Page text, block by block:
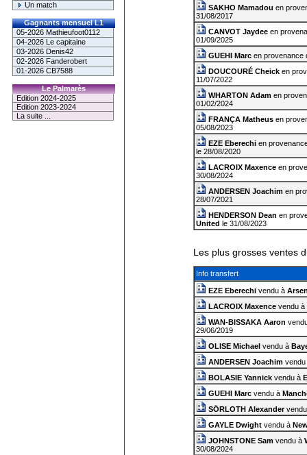
Un match
Gagnants mensuel L1
05-2026 Mathieufoot0112
04-2026 Le capitaine
03-2026 Denis42
02-2026 Fanderobert
01-2026 CB7588
Le Palmarès
Edition 2024-2025
Edition 2023-2024
La suite ...
SAKHO Mamadou en
31/08/2017
CANVOT Jaydeeen
01/09/2025
GUEHI Marcen provenance
DOUCOURÉ Cheicken
11/07/2022
WHARTON Adam en
01/02/2024
FRANÇA Matheusen
05/08/2023
EZE Eberechien
le 28/08/2020
LACROIX Maxenceen
30/08/2024
ANDERSEN Joachim en
28/07/2021
HENDERSON Dean en
United le 31/08/2023
Les plus grosses ventes
Info transfert
EZE Eberechivendu à
LACROIX Maxencevendu à
WAN-BISSAKA Aaron
29/06/2019
OLISE Michaelvendu à
ANDERSEN Joachim
BOLASIE Yannickvendu à
GUEHI Marcvendu à
SÖRLOTH Alexander
GAYLE Dwightvendu à
JOHNSTONE Sam vendu à
30/08/2024